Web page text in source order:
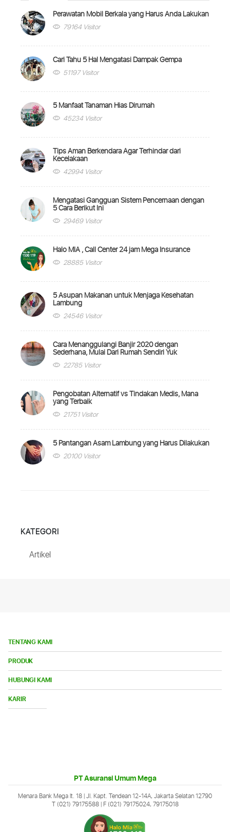
Perawatan Mobil Berkala yang Harus Anda Lakukan
79164 Visitor
Cari Tahu 5 Hal Mengatasi Dampak Gempa
51197 Visitor
5 Manfaat Tanaman Hias Dirumah
45234 Visitor
Tips Aman Berkendara Agar Terhindar dari
Kecelakaan
42994 Visitor
Mengatasi Gangguan Sistem Pencernaan dengan
5 Cara Berikut Ini
29469 Visitor
Halo MIA , Call Center 24 jam Mega Insurance
28885 Visitor
5 Asupan Makanan untuk Menjaga Kesehatan
Lambung
24546 Visitor
Cara Menanggulangi Banjir 2020 dengan
Sederhana, Mulai Dari Rumah Sendiri Yuk
22785 Visitor
Pengobatan Alternatif vs Tindakan Medis, Mana
yang Terbaik
21751 Visitor
5 Pantangan Asam Lambung yang Harus Dilakukan
20100 Visitor
KATEGORI
Artikel
TENTANG KAMI
PRODUK
HUBUNGI KAMI
KARIR
PT Asuransi Umum Mega
Menara Bank Mega lt. 18 | Jl. Kapt. Tendean 12-14A, Jakarta Selatan 12790
T (021) 79175588| F (021) 79175024, 79175018